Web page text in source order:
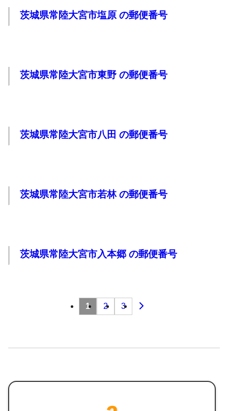
茨城県常陸大宮市塩原 の郵便番号
茨城県常陸大宮市東野 の郵便番号
茨城県常陸大宮市八田 の郵便番号
茨城県常陸大宮市若林 の郵便番号
茨城県常陸大宮市入本郷 の郵便番号
送
1 2 3